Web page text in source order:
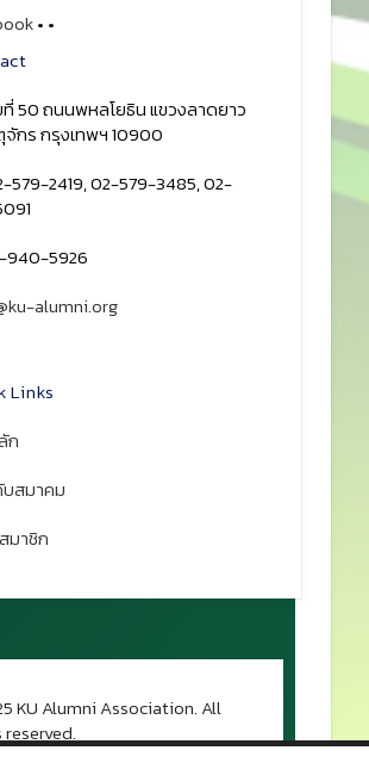
• •
ที่ 50 ถนนพหลโยธิน แขวงลาดยาว
จักร กรุงเทพฯ 10900
2419, 02-579-3485, 02-
940-5926
alumni.org
Links
ก
บสมาคม
มาชิก
KU Alumni Association. All